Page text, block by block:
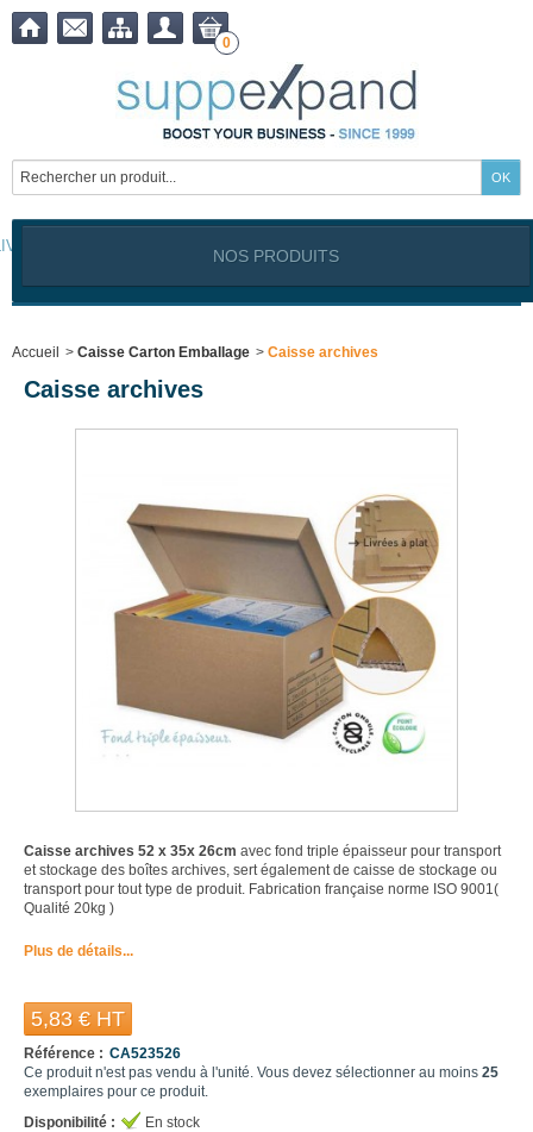
0
OFFERTE à partir de399,00 € !
NOS PRODUITS
Accueil > Caisse Carton Emballage > Caisse archives
Caisse archives
Caisse archives 52 x 35x 26cm avec fond triple épaisseur pour transport
et stockage des boîtes archives, sert également de caisse de stockage ou
transport pour tout type de produit. Fabrication française norme ISO 9001(
Qualité 20kg )
Plus de détails...
5,83 €HT
Référence : CA523526
Ce produit n'est pas vendu à l'unité. Vous devez sélectionner au moins 25
exemplaires pour ce produit.
Disponibilité :
En stock